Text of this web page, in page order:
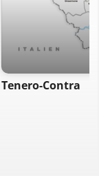
Tenero-Contra